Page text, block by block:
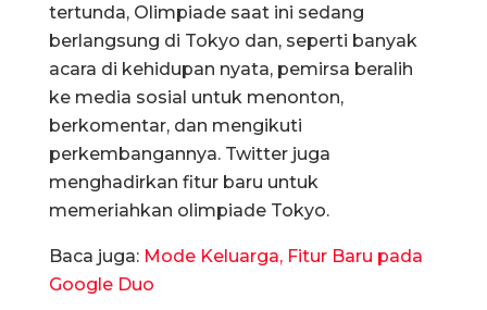
tertunda, Olimpiade saat ini sedang
berlangsung di Tokyo dan, seperti banyak
acara di kehidupan nyata, pemirsa beralih
ke media sosial untuk menonton,
berkomentar, dan mengikuti
perkembangannya. Twitter juga
menghadirkan fitur baru untuk
memeriahkan olimpiade Tokyo.
Baca juga: Mode Keluarga, Fitur Baru pada
Google Duo